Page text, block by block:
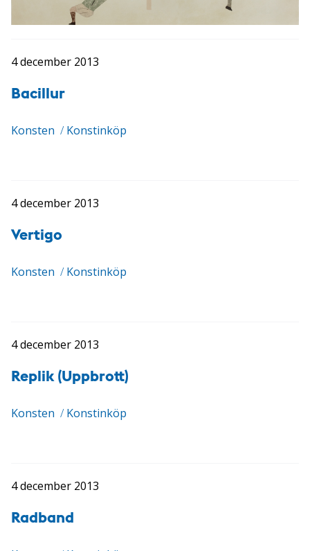
4 december 2013
Bacillur
Konsten / Konstinköp
4 december 2013
Vertigo
Konsten / Konstinköp
4 december 2013
Replik (Uppbrott)
Konsten / Konstinköp
4 december 2013
Radband